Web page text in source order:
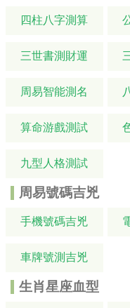
四柱八字測算
三世書測財運
周易智能測名
算命游戲測試
九型人格測試
周易號碼吉兇
手機號碼吉兇
車牌號測吉兇
生肖星座血型